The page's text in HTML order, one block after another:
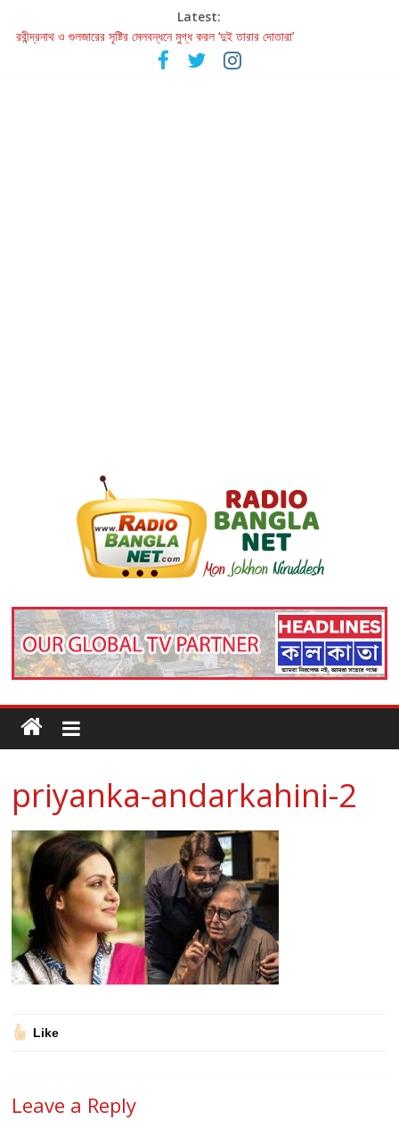
Latest:
রবীন্দ্রনাথ ও গুলজারের সৃষ্টির মেলবন্ধনে মুগ্ধ করল ‘দুই তারার দোতারা’
কলের গান থেকে রীলস্ — বাঙালির গান শোনার বিবর্তনের গল্প
জগন্নাথমঙ্গলম্ — বাংলায় প্রথমবার মঞ্চে এবার রথযাত্রার উদযাপন
priyanka-andarkahini-2
Like
Leave a Reply